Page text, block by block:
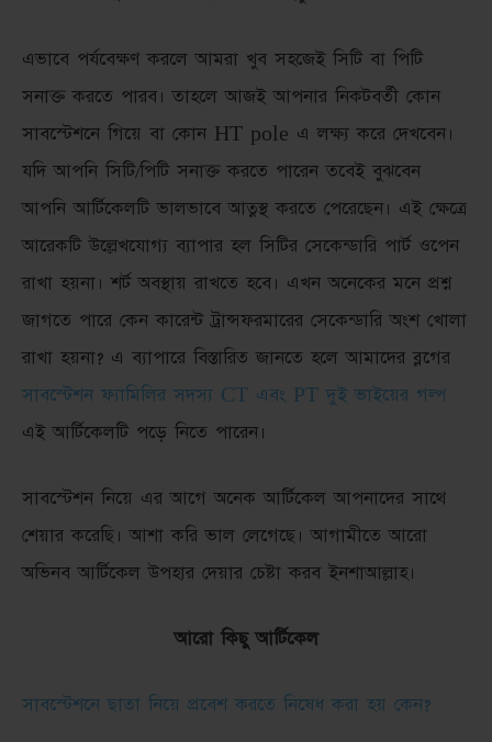
এভাবে পর্যবেক্ষণ করলে আমরা খুব সহজেই সিটি বা পিটি
সনাক্ত করতে পারব। তাহলে আজই আপনার নিকটবর্তী কোন
সাবস্টেশনে গিয়ে বা কোন HT pole এ লক্ষ্য করে দেখবেন।
যদি আপনি সিটি/পিটি সনাক্ত করতে পারেন তবেই বুঝবেন
আপনি আর্টিকেলটি ভালভাবে আত্নস্থ করতে পেরেছেন। এই ক্ষেত্রে
আরেকটি উল্লেখযোগ্য ব্যাপার হল সিটির সেকেন্ডারি পার্ট ওপেন
রাখা হয়না। শর্ট অবস্থায় রাখতে হবে। এখন অনেকের মনে প্রশ্ন
জাগতে পারে কেন কারেন্ট ট্রান্সফরমারের সেকেন্ডারি অংশ খোলা
রাখা হয়না? এ ব্যাপারে বিস্তারিত জানতে হলে আমাদের ব্লগের
সাবস্টেশন ফ্যামিলির সদস্য CT এবং PT দুই ভাইয়ের গল্প
এই আর্টিকেলটি পড়ে নিতে পারেন।
সাবস্টেশন নিয়ে এর আগে অনেক আর্টিকেল আপনাদের সাথে
শেয়ার করেছি। আশা করি ভাল লেগেছে। আগামীতে আরো
অভিনব আর্টিকেল উপহার দেয়ার চেষ্টা করব ইনশাআল্লাহ।
আরো কিছু আর্টিকেল
সাবস্টেশনে ছাতা নিয়ে প্রবেশ করতে নিষেধ করা হয় কেন?